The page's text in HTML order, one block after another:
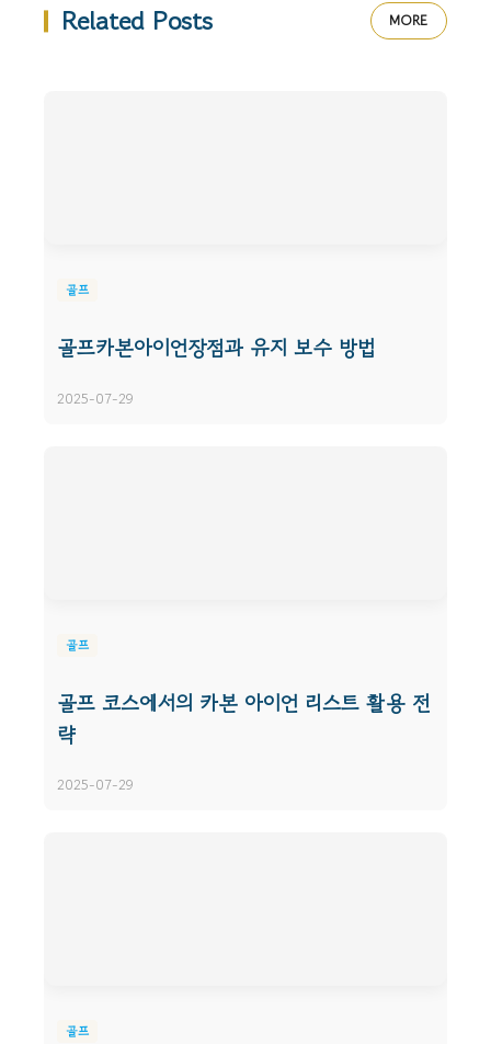
Related Posts MORE
골프
골프카본아이언장점과 유지 보수 방법
2025-07-29
골프
골프 코스에서의 카본 아이언 리스트 활용 전
략
2025-07-29
골프